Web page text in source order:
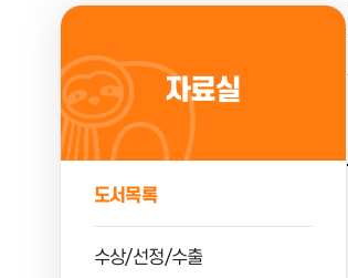
자료실
도서목록
수상/선정/수출